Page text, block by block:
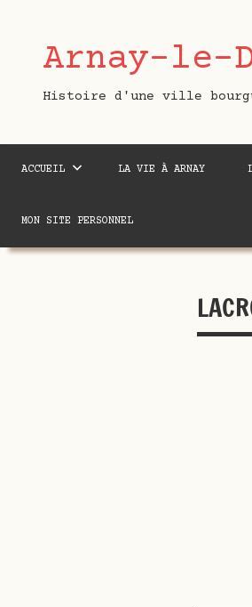
contenuArnay-le-
Histoire d'une ville
ACCUEIL LA VIE À ARNAY
MON SITE PERSONNEL